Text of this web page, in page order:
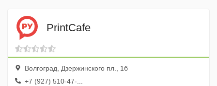
PrintCafe
Волгоград, Дзержинского пл., 1б
+7 (927) 510-47-...